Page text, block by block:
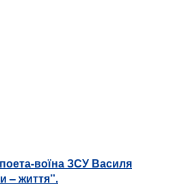
воїна ЗСУ Василя
– життя”.